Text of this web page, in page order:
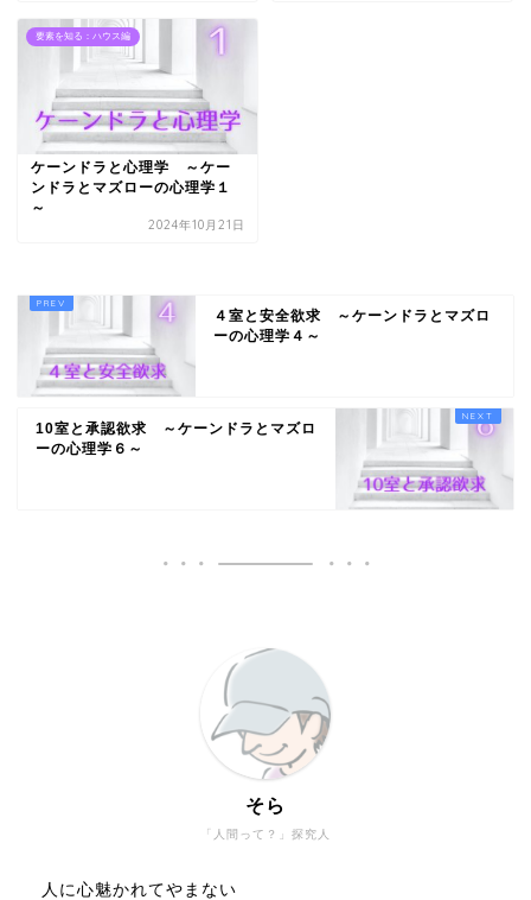
要素を知る：ハウス編
ケーンドラと心理学 ～ケー
ンドラとマズローの心理学１
～
2024年10月21日
４室と安全欲求 ～ケーンドラとマズロ
ーの心理学４～
10室と承認欲求 ～ケーンドラとマズロ
ーの心理学６～
「人間って？」探究人
そら
人に心魅かれてやまない